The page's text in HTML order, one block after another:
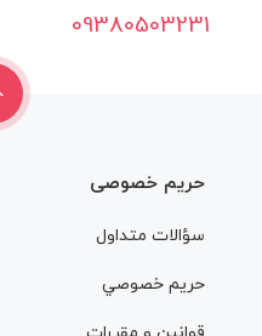
09380503231
حریم خصوصی
سؤالات متداول
حريم خصوصي